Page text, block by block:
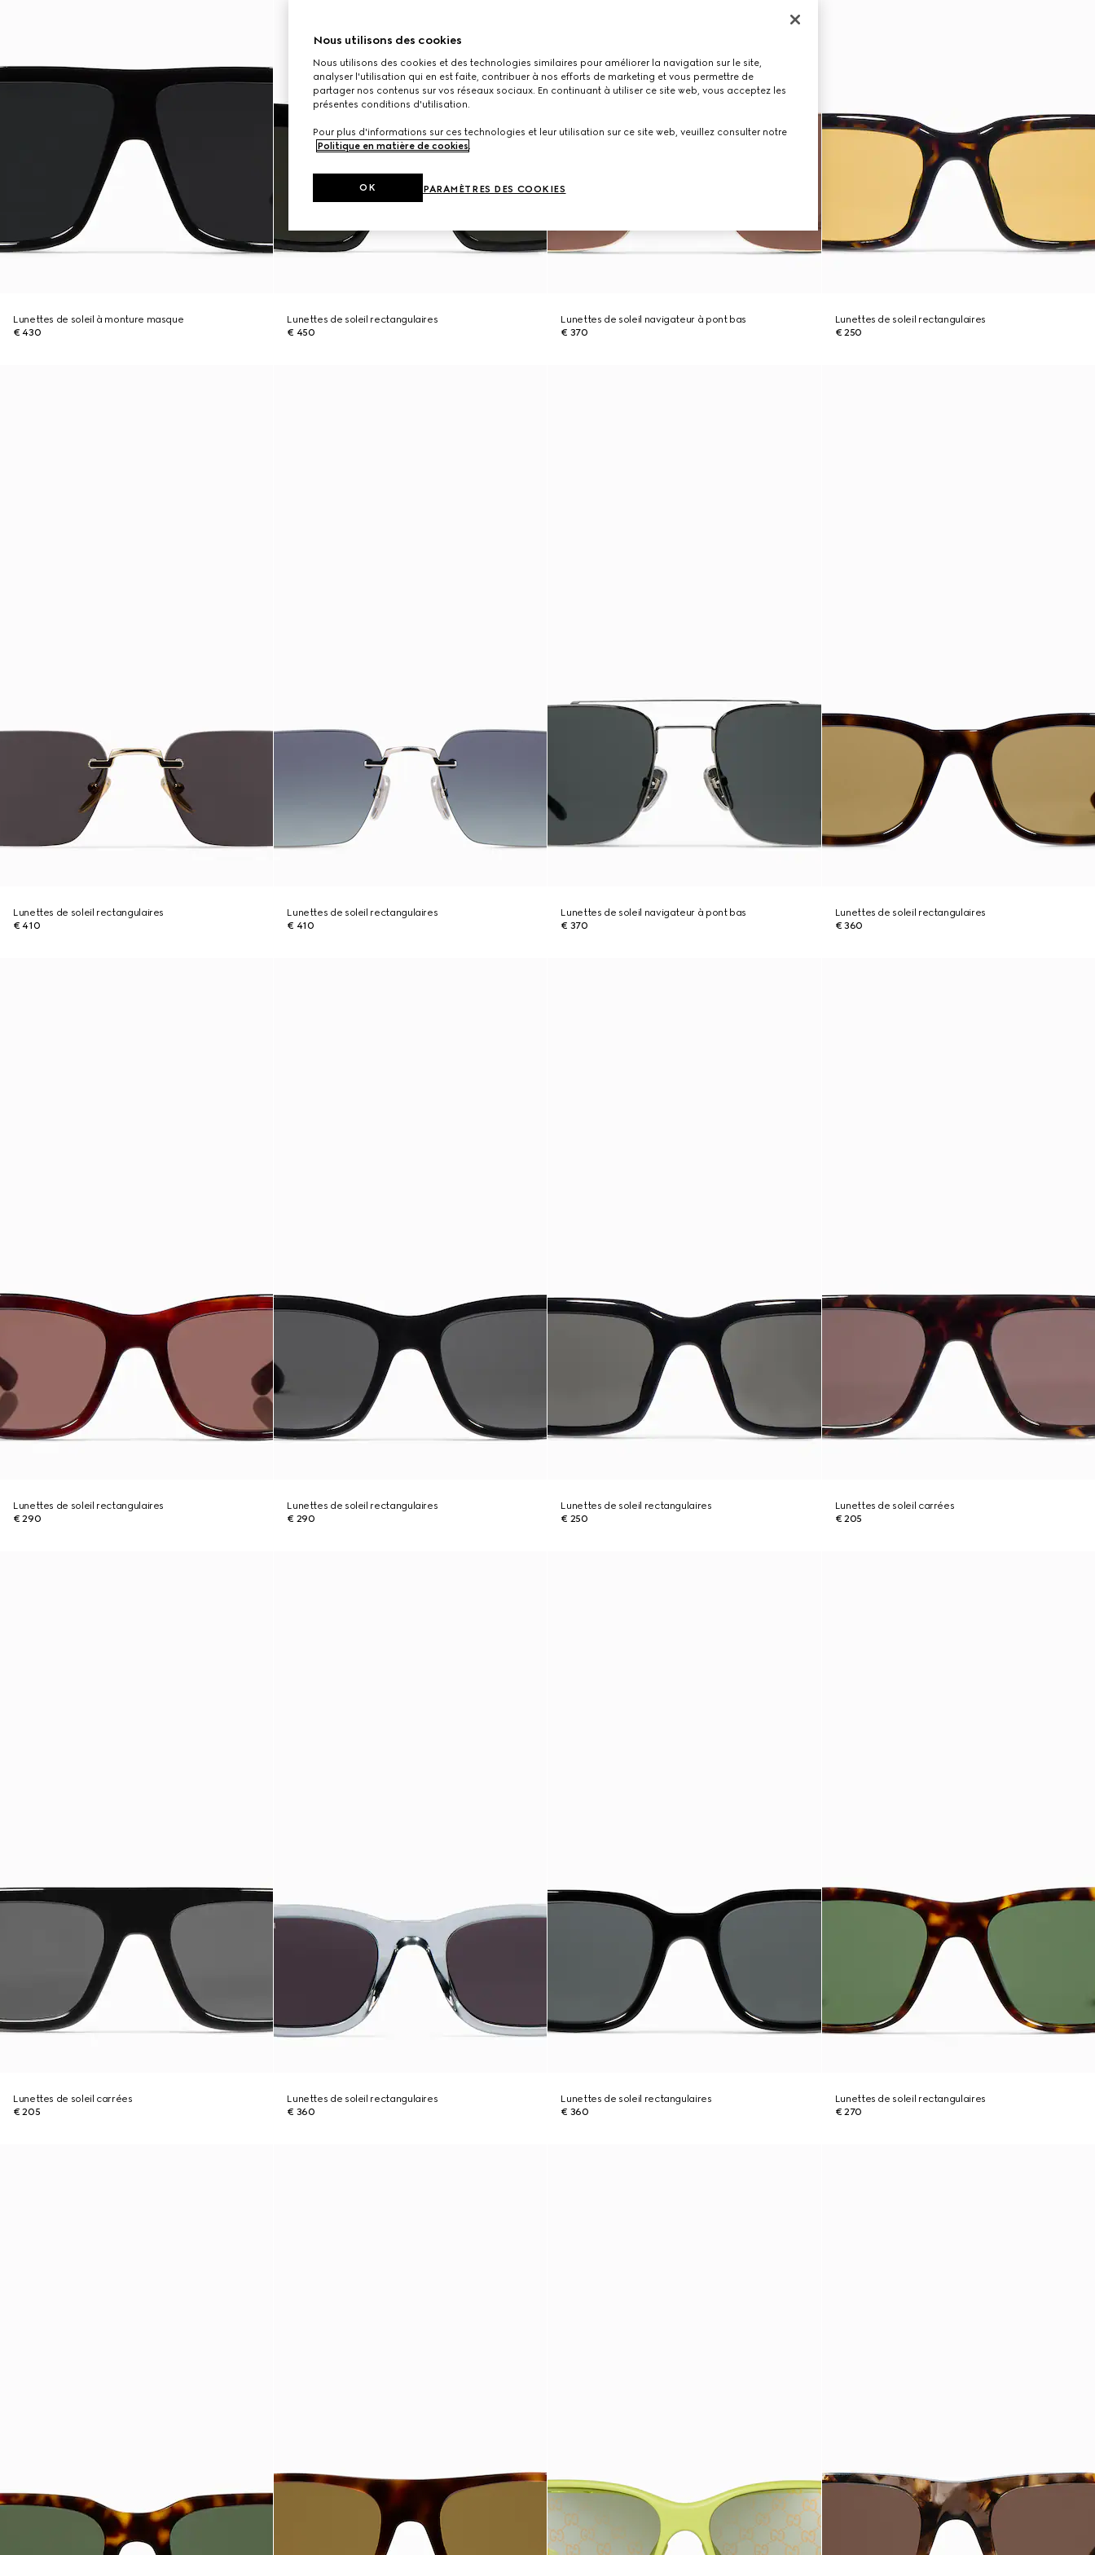
Lunettes de soleil à monture masque
€ 430
Lunettes de soleil rectangulaires
€ 450
Lunettes de soleil navigateur à pont bas
€ 370
Lunettes de soleil rectangulaires
€ 250
Lunettes de soleil rectangulaires
€ 410
Lunettes de soleil rectangulaires
€ 410
Lunettes de soleil navigateur à pont bas
€ 370
Lunettes de soleil rectangulaires
€ 360
Lunettes de soleil rectangulaires
€ 290
Lunettes de soleil rectangulaires
€ 290
Lunettes de soleil rectangulaires
€ 250
Lunettes de soleil carrées
€ 205
Lunettes de soleil carrées
€ 205
Lunettes de soleil rectangulaires
€ 360
Lunettes de soleil rectangulaires
€ 360
Lunettes de soleil rectangulaires
€ 270
Nous utilisons des cookies
Nous utilisons des cookies et des technologies similaires pour améliorer la navigation sur le site,
analyser l'utilisation qui en est faite, contribuer à nos efforts de marketing et vous permettre de
partager nos contenus sur vos réseaux sociaux. En continuant à utiliser ce site web, vous acceptez les
présentes conditions d'utilisation.
Pour plus d'informations sur ces technologies et leur utilisation sur ce site web, veuillez consulter notre
Politique en matière de cookies.
PARAMÈTRES DES COOKIES
OK